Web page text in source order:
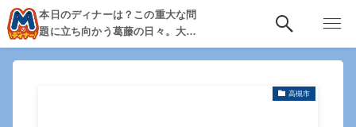
本日のディナーは？この重大な問
題に立ち向かう葛藤の日々。大
阪・京都・神戸を中心とした食べ
高槻市